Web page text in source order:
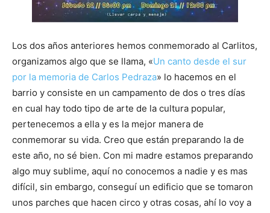
Los dos años anteriores hemos conmemorado al Carlitos,
organizamos algo que se llama, «Un canto desde el sur
por la memoria de Carlos Pedraza» lo hacemos en el
barrio y consiste en un campamento de dos o tres días
en cual hay todo tipo de arte de la cultura popular,
pertenecemos a ella y es la mejor manera de
conmemorar su vida. Creo que están preparando la de
este año, no sé bien. Con mi madre estamos preparando
algo muy sublime, aquí no conocemos a nadie y es mas
difícil, sin embargo, conseguí un edificio que se tomaron
unos parches que hacen circo y otras cosas, ahí lo voy a